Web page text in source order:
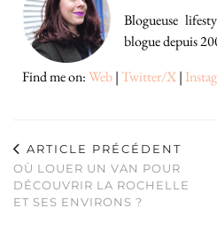
Blogueuse
blogue depuis
Find me on:Web|Twitter/X|
ARTICLE PRÉCÉDENT
OÙ LOUER UN VAN POUR
DÉCOUVRIR LA ROCHELLE
ET SES ENVIRONS ?